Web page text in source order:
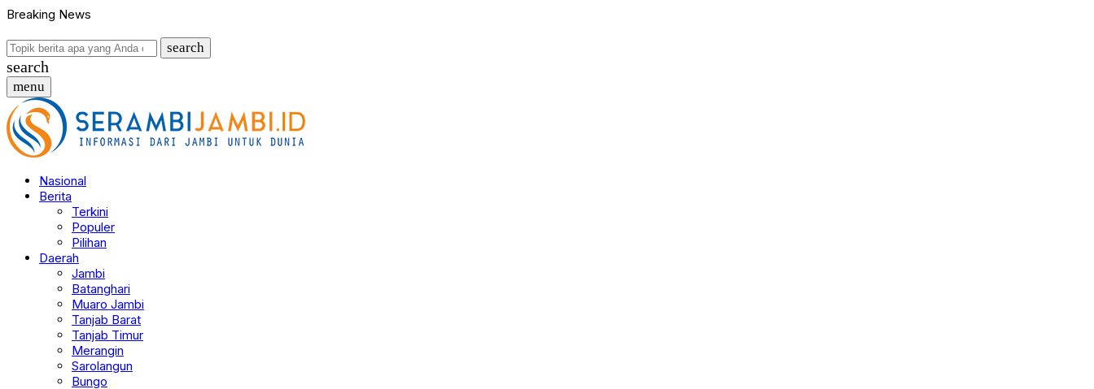
Breaking News
search
search
menu
Nasional
Berita
Terkini
Populer
Pilihan
Daerah
Jambi
Batanghari
Muaro Jambi
Tanjab Barat
Tanjab Timur
Merangin
Sarolangun
Bungo